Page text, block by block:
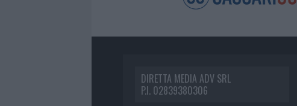
DIRETTA MEDIA ADV SRL
P.I. 02839380306